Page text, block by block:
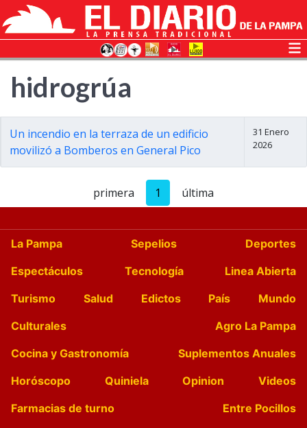
hidrogrúa
Un incendio en la terraza de un edificio
movilizó a Bomberos en General Pico
31 Enero
2026
primera 1 última
La Pampa Sepelios
Deportes
Espectáculos
Tecnología
Linea Abierta
Turismo
Salud Edictos País
Mundo
Culturales
Agro La Pampa
Cocina y Gastronomía
Suplementos Anuales
Horóscopo
Quiniela Opinion
Videos
Farmacias de turno
Entre Pocillos